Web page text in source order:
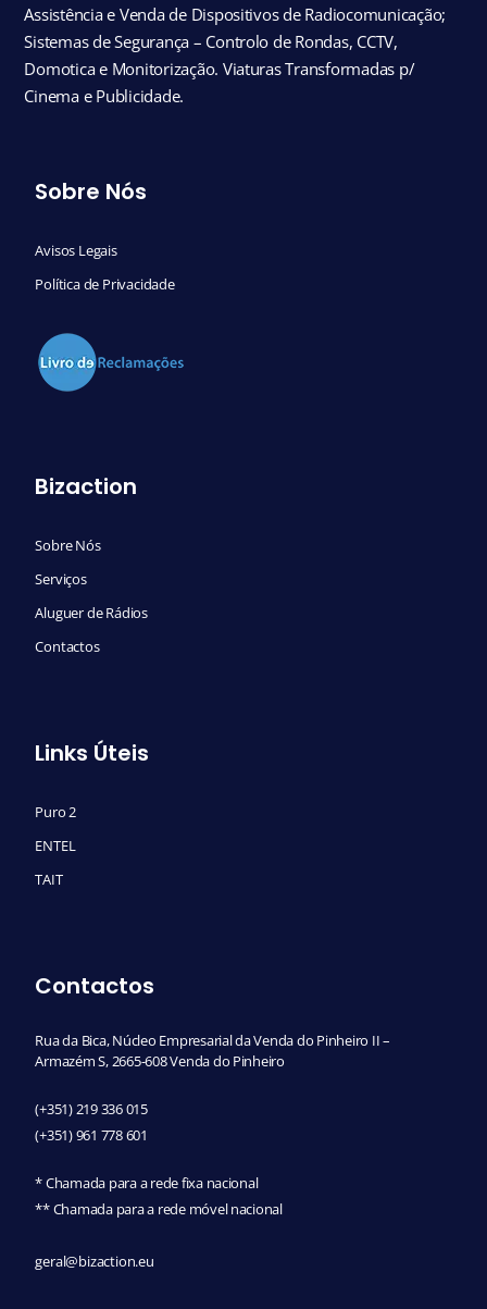
Assistência e Venda de Dispositivos de Radiocomunicação;
Sistemas de Segurança – Controlo de Rondas, CCTV,
Domotica e Monitorização. Viaturas Transformadas p/
Cinema e Publicidade.
Sobre Nós
Avisos Legais
Política de Privacidade
Bizaction
Sobre Nós
Serviços
Aluguer de Rádios
Contactos
Links Úteis
Puro 2
ENTEL
TAIT
Contactos
Rua da Bica, Núcleo Empresarial da Venda do Pinheiro II –
Armazém S, 2665-608 Venda do Pinheiro
(+351) 219 336 015
(+351) 961 778 601
* Chamada para a rede fixa nacional
** Chamada para a rede móvel nacional
geral@bizaction.eu